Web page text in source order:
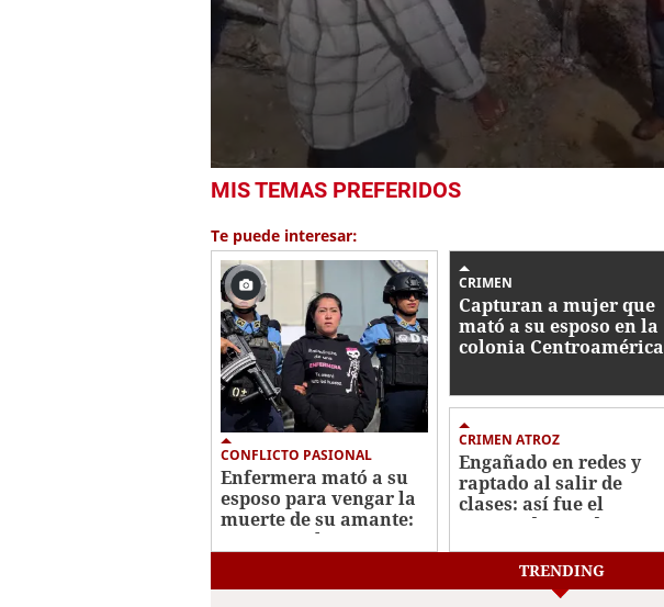
seconds
29
secondsVolume
0%
MIS TEMAS PREFERIDOS
Te puede interesar:
CONFLICTO PASIONAL
Enfermera mató a su
esposo para vengar la
muerte de su amante:
crimen en la
CRIMEN
Capturan a mujer que
mató a su esposo en la
colonia Centroamérica
CRIMEN ATROZ
Engañado en redes y
raptado al salir de
clases: así fue el
crimen de estudiante
en La Joya
TRENDING